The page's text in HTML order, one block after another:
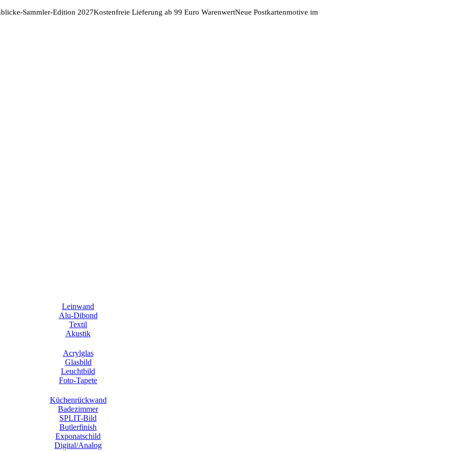
Sammler-Edition 2027Kostenfreie Lieferung ab 99 Euro WarenwertNeue Postkartenmotive im
Leinwand
Alu-Dibond
Textil
Akustik
Acrylglas
Glasbild
Leuchtbild
Foto-Tapete
Küchenrückwand
Badezimmer
SPLIT-Bild
Butlerfinish
Exponatschild
Digital/Analog